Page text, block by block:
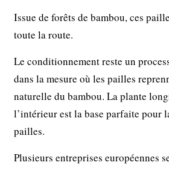
Issue de forêts de bambou, ces
toute la route.
Le conditionnement reste un
dans la mesure où les pailles
naturelle du bambou. La plante
l’intérieur est la base parfaite pour
pailles.
Plusieurs entreprises européennes